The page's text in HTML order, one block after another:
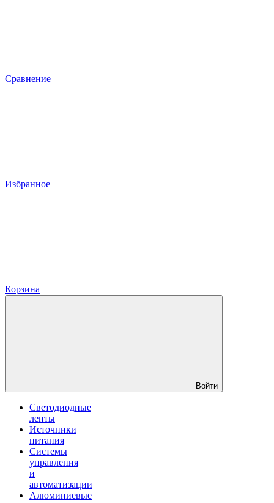
Сравнение
Избранное
Корзина
Войти
Светодиодные
ленты
Источники
питания
Системы
управления
и
автоматизации
Алюминиевые